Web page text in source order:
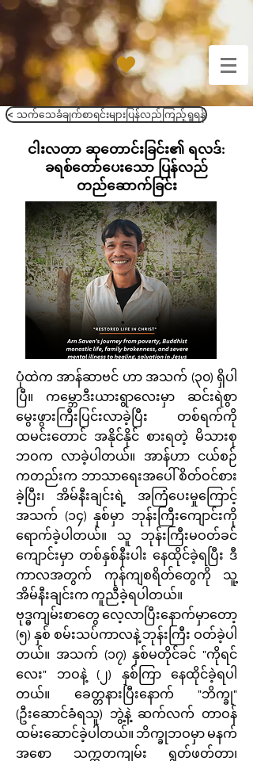
< သက်သေခံချက်စာရင်းများပြန်လည်ကြည့်ရှုရန်
ငါးလတာ ဆုတောင်းခြင်း၏ ရလဒ်:
ခရစ်တော်ပေးသော ပြန်လည်
တည်ဆောက်ခြင်း
ပုံထဲက အာန်ဆာဗင် ဟာ အသက် (၃၀) ရှိပါ
ပြီ။ ကမ္ဘောဒီးယားရွာလေးမှာ ဆင်းရဲစွာ
မွေးဖွားကြီးပြင်းလာခဲ့ပြီး တစ်ရက်ကို
ထမင်းတောင် အနိုင်နိုင် စားရတဲ့ မိသားစု
ဘဝက လာခဲ့ပါတယ်။ အာန်ဟာ ငယ်စဉ်
ကတည်းက ဘာသာရေးအပေါ် စိတ်ဝင်စား
ခဲ့ပြီး၊ အိမ်နီးချင်းရဲ့ အကြံပေးမှုကြောင့်
အသက် (၁၄) နှစ်မှာ ဘုန်းကြီးကျောင်းကို
ရောက်ခဲ့ပါတယ်။ သူ ဘုန်းကြီးမဝတ်ခင်
ကျောင်းမှာ တစ်နှစ်နီးပါး နေထိုင်ခဲ့ရပြီး ဒီ
ကာလအတွက် ကုန်ကျစရိတ်တွေကို သူ့
အိမ်နီးချင်းက ကူညီခဲ့ရပါတယ်။
ဗုဒ္ဓကျမ်းစာတွေ လေ့လာပြီးနောက်မှာတော့
(၅) နှစ် စမ်းသပ်ကာလနဲ့ ဘုန်းကြီး ဝတ်ခဲ့ပါ
တယ်။ အသက် (၁၇) နှစ်မတိုင်ခင် "ကိုရင်
လေး" ဘဝနဲ့ (၂) နှစ်ကြာ နေထိုင်ခဲ့ရပါ
တယ်။ ခေတ္တနားပြီးနောက် "ဘိက္ခု"
(ဦးဆောင်ခံရသူ) ဘွဲ့နဲ့ ဆက်လက် တာဝန်
ထမ်းဆောင်ခဲ့ပါတယ်။ ဘိက္ခုဘဝမှာ မနက်
အစော သက္ကတကျမ်း ရွတ်ဖတ်တာ၊